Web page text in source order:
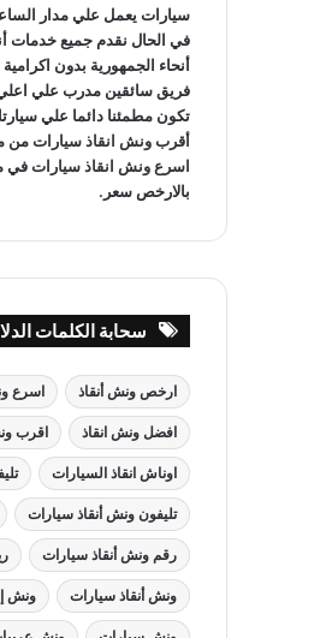
في الحال نقدم جميع خدمات
أنحاء الجمهورية بدون
فريق سائقين مدرب علي
تكون مطمئنا دائما علي
أقرب ونش انقاذ سياراتمن
اسرع ونش انقاذ سياراتفي
بالارخص سعر.
سحابة الكلمات
ارخص ونش أنقاذ اسرع
افضل ونش انقاذ اقرب
اوناش انقاذ السيارات
تليفون ونش أنقاذ سيارات
رقم ونش أنقاذ سيارات
ونش أنقاذ سيارات ونش